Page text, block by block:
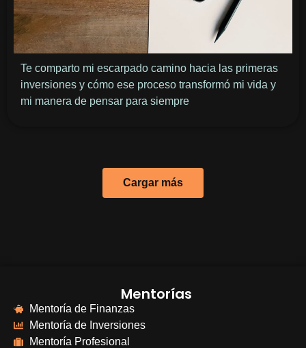
Te comparto mi escarpado camino hacia las primeras
inversiones y cómo ese proceso transformó mi vida y
mi manera de pensar para siempre
Cargar más
Mentorías
Mentoría de Finanzas
Mentoría de Inversiones
Mentoría Profesional